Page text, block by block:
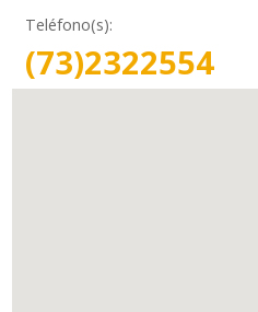
Teléfono(s):
(73)2322554